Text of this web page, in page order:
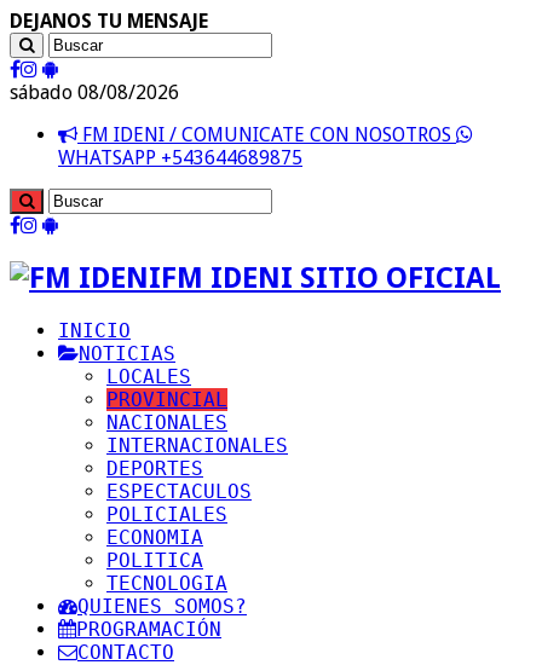
DEJANOS TU MENSAJE
sábado 08/08/2026
FM IDENI / COMUNICATE CON NOSOTROS
WHATSAPP +543644689875
FM IDENI SITIO OFICIAL
INICIO
NOTICIAS
LOCALES
PROVINCIAL
NACIONALES
INTERNACIONALES
DEPORTES
ESPECTACULOS
POLICIALES
ECONOMIA
POLITICA
TECNOLOGIA
QUIENES SOMOS?
PROGRAMACIÓN
CONTACTO